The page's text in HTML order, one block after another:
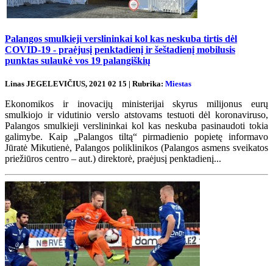
Palangos smulkieji verslininkai kol kas neskuba tirtis dėl
COVID-19 - praėjusį penktadienį ir šeštadienį mobilusis
punktas sulaukė vos 19 palangiškių
Linas JEGELEVIČIUS, 2021 02 15 | Rubrika: Miestas
Ekonomikos ir inovacijų ministerijai skyrus milijonus eurų
smulkiojo ir vidutinio verslo atstovams testuoti dėl koronaviruso,
Palangos smulkieji verslininkai kol kas neskuba pasinaudoti tokia
galimybe. Kaip „Palangos tiltą“ pirmadienio popietę informavo
Jūratė Mikutienė, Palangos poliklinikos (Palangos asmens sveikatos
priežiūros centro – aut.) direktorė, praėjusį penktadienį...